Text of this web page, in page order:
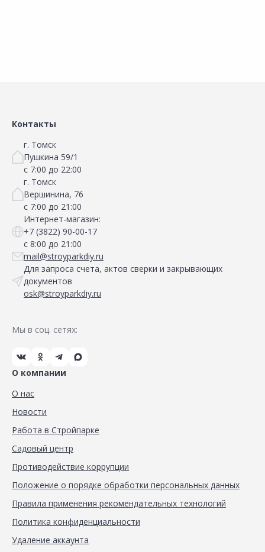
Контакты
г. Томск
Пушкина 59/1
с 7:00 до 22:00
г. Томск
Вершинина, 76
с 7:00 до 21:00
Интернет-магазин:
+7 (3822) 90-00-17
с 8:00 до 21:00
mail@stroyparkdiy.ru
Для запроса счета, актов сверки и закрывающих
документов
osk@stroyparkdiy.ru
Мы в соц. сетях:
О компании
О нас
Новости
Работа в Стройпарке
Садовый центр
Противодействие коррупции
Положение о порядке обработки персональных данных
Правила применения рекомендательных технологий
Политика конфиденциальности
Удаление аккаунта